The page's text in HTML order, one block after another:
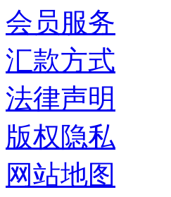
会员服务
汇款方式
法律声明
版权隐私
网站地图